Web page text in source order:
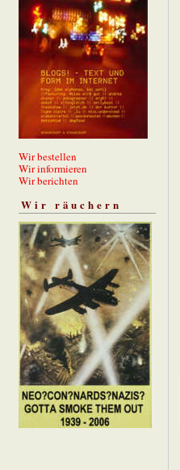
Wir bestellen
Wir informieren
Wir berichten
Wir räuchern